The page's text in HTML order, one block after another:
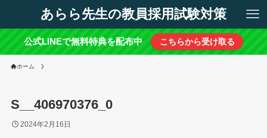
あらら先生の教員採用試験対策
公式LINEで無料特典を配布中 こちらから受け取る
ホーム
S__406970376_0
2024年2月16日